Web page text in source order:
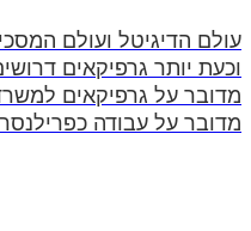
עולם הדיגיטל ועולם
וכעת יותר גרפיקאים
מדובר על גרפיקאים
מדובר על עבודה